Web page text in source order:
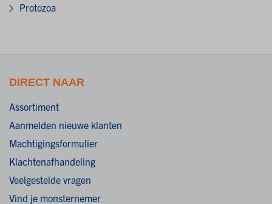
Protozoa
DIRECT NAAR
Assortiment
Aanmelden nieuwe klanten
Machtigingsformulier
Klachtenafhandeling
Veelgestelde vragen
Vind je monsternemer